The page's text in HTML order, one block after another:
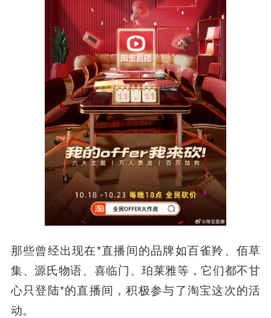
那些曾经出现在*直播间的品牌如百雀羚、佰草
集、源氏物语、喜临门、珀莱雅等，它们都不甘
心只登陆*的直播间，积极参与了淘宝这次的活
动。